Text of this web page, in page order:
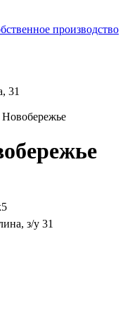
производство
31
з‍/‍у 31